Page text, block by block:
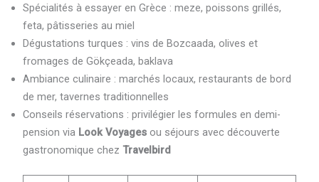
Spécialités à essayer en Grèce : meze, poissons grillés,
feta, pâtisseries au miel
Dégustations turques : vins de Bozcaada, olives et
fromages de Gökçeada, baklava
Ambiance culinaire : marchés locaux, restaurants de bord
de mer, tavernes traditionnelles
Conseils réservations : privilégier les formules en demi-
pension via Look Voyagesou séjours avec découverte
gastronomique chez Travelbird